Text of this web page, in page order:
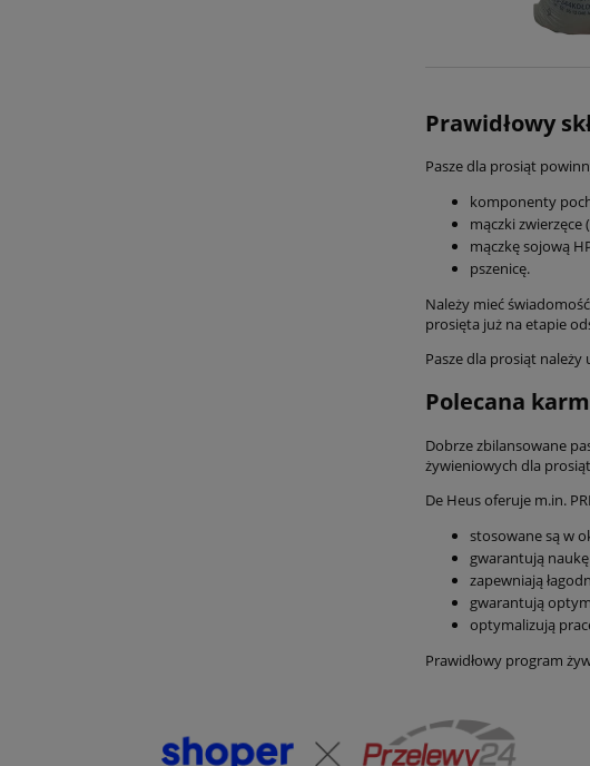
Prawidłowy
Pasze dla prosiąt
komponenty
mączki
mączkę sojową
pszenicę.
Należy mieć
prosięta już na etapie
Pasze dla prosiąt
Polecana
Dobrze zbilansowane
żywieniowych dla
De Heus oferuje m.in.
stosowane są w
gwarantują
zapewniają
gwarantują
optymalizują
Prawidłowy program